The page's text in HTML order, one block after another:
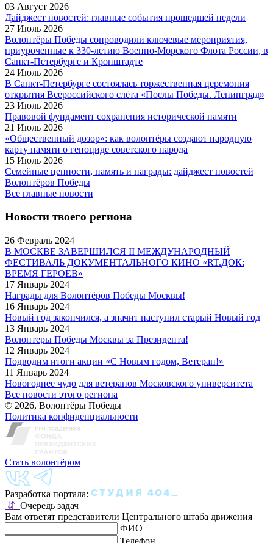
03 Август 2026
Дайджест новостей: главные события прошедшей недели
27 Июль 2026
Волонтёры Победы сопроводили ключевые мероприятия,
приуроченные к 330-летию Военно-Морского Флота России, в
Санкт-Петербурге и Кронштадте
24 Июль 2026
В Санкт-Петербурге состоялась торжественная церемония
открытия Всероссийского слёта «Послы Победы. Ленинград»
23 Июль 2026
Правовой фундамент сохранения исторической памяти
21 Июль 2026
«Общественный дозор»: как волонтёры создают народную
карту памяти о геноциде советского народа
15 Июль 2026
Семейные ценности, память и награды: дайджест новостей
Волонтёров Победы
Все главные новости
Новости твоего региона
26 Февраль 2024
В МОСКВЕ ЗАВЕРШИЛСЯ II МЕЖДУНАРОДНЫЙ
ФЕСТИВАЛЬ ДОКУМЕНТАЛЬНОГО КИНО «RT.ДОК:
ВРЕМЯ ГЕРОЕВ»
17 Январь 2024
Награды для Волонтёров Победы Москвы!
16 Январь 2024
Новый год закончился, а значит наступил старый Новый год
13 Январь 2024
Волонтеры Победы Москвы за Президента!
12 Январь 2024
Подводим итоги акции «С Новым годом, Ветеран!»
11 Январь 2024
Новогоднее чудо для ветеранов Московского университета
Все новости этого региона
© 2026, Волонтёры Победы
Политика конфиденциальности
Стать волонтёром
Разработка портала:
⇵ Очередь задач
Вам ответят представители Центрального штаба движения
ФИО